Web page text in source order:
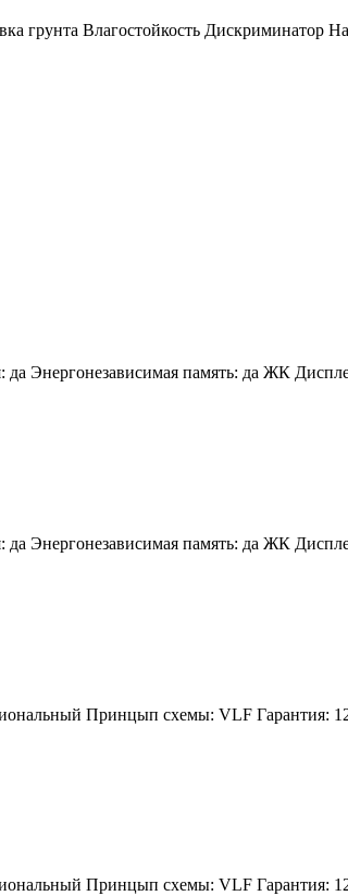
грунта Влагостойкость Дискриминатор
Энергонезависимая память: да ЖК
Энергонезависимая память: да ЖК
Принцып схемы: VLF Гарантия:
Принцып схемы: VLF Гарантия: